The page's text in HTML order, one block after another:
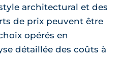
architectural et des
de prix peuvent être
opérés en
détaillée des coûts à